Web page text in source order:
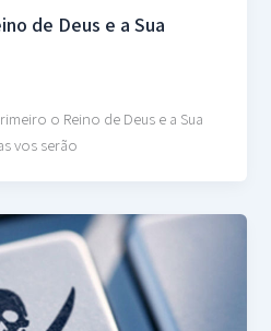
de Deus e a Sua
o Reino de Deus e a Sua
vos serão